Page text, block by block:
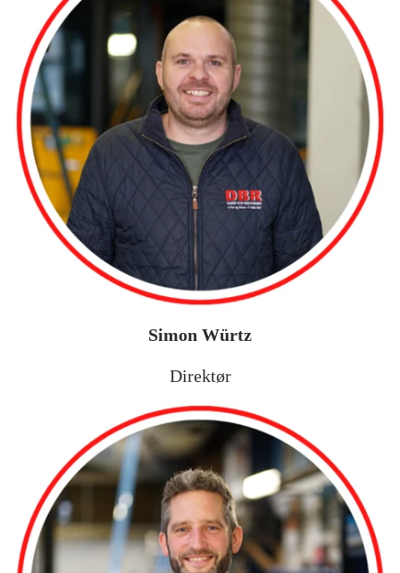
Simon Würtz
Direktør